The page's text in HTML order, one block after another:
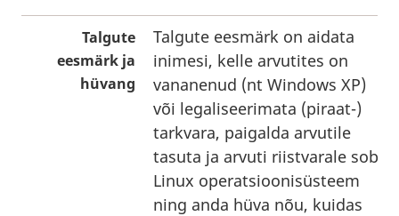
Talgute
eesmärk ja
hüvang
Talgute eesmärk on aidata
inimesi, kelle arvutites on
vananenud (nt Windows XP)
või legaliseerimata (piraat-)
tarkvara, paigalda arvutile
tasuta ja arvuti riistvarale sobiv
Linux operatsioonisüsteem
ning anda hüva nõu, kuidas